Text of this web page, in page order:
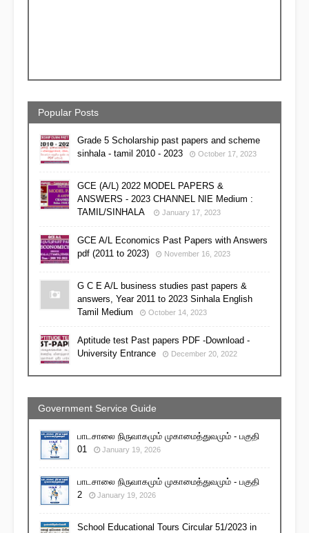
Popular Posts
Grade 5 Scholarship past papers and scheme
sinhala - tamil 2010 - 2023
October 17, 2023
GCE (A/L) 2022 MODEL PAPERS &
ANSWERS - 2023 CHANNEL NIE Medium :
TAMIL/SINHALA
January 17, 2023
GCE A/L Economics Past Papers with Answers
pdf (2011 to 2023)
November 16, 2023
G C E A/L business studies past papers &
answers, Year 2011 to 2023 Sinhala English
Tamil Medium
October 14, 2023
Aptitude test Past papers PDF -Download -
University Entrance
December 20, 2022
Government Service Guide
பாடசாலை நிருவாகமும் முகாமைத்துவமும் - பகுதி
01
January 19, 2026
பாடசாலை நிருவாகமும் முகாமைத்துவமும் - பகுதி
2
January 19, 2026
School Educational Tours Circular 51/2023 in